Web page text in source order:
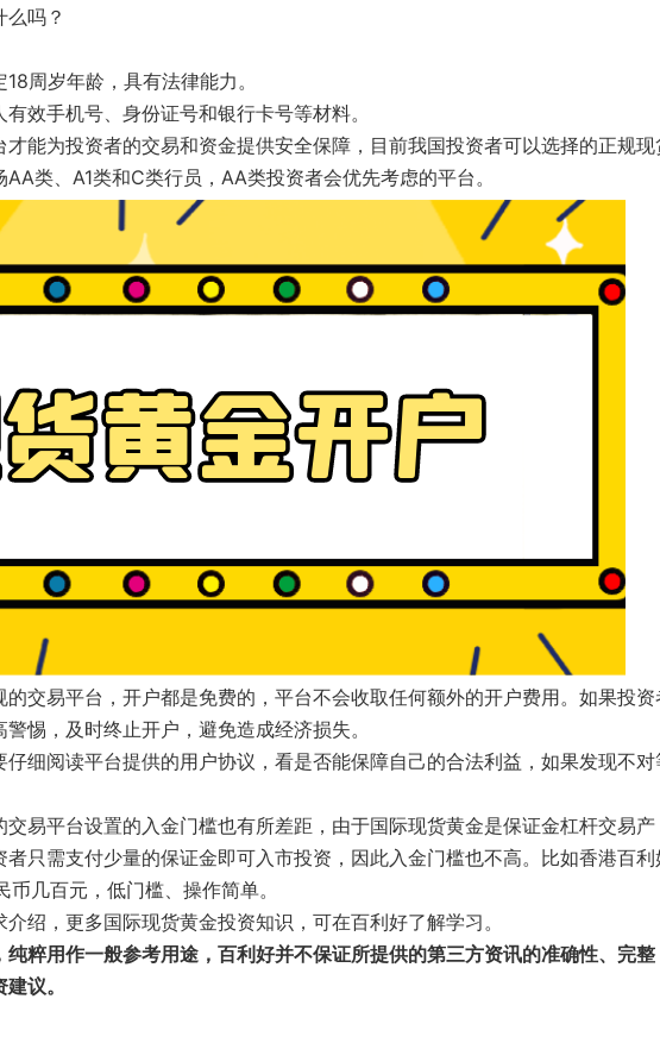
吗？
周岁年龄，具有法律能力。
效手机号、身份证号和银行卡号等材料。
能为投资者的交易和资金提供安全保障，目前我国投资者可以选择的正规现
类、A1类和C类行员，AA类投资者会优先考虑的平台。
交易平台，开户都是免费的，平台不会收取任何额外的开户费用。如果投资
惕，及时终止开户，避免造成经济损失。
细阅读平台提供的用户协议，看是否能保障自己的合法利益，如果发现不对
易平台设置的入金门槛也有所差距，由于国际现货黄金是保证金杠杆交易产
只需支付少量的保证金即可入市投资，因此入金门槛也不高。比如香港百利
几百元，低门槛、操作简单。
绍，更多国际现货黄金投资知识，可在百利好了解学习。
粹用作一般参考用途，百利好并不保证所提供的第三方资讯的准确性、完整
议。